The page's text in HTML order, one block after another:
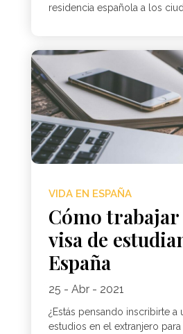
residencia española a los
VIDA EN ESPAÑA
Cómo trabajar
visa de
España
25 - Abr - 2021
¿Estás pensando inscribirte a
estudios en el extranjero para